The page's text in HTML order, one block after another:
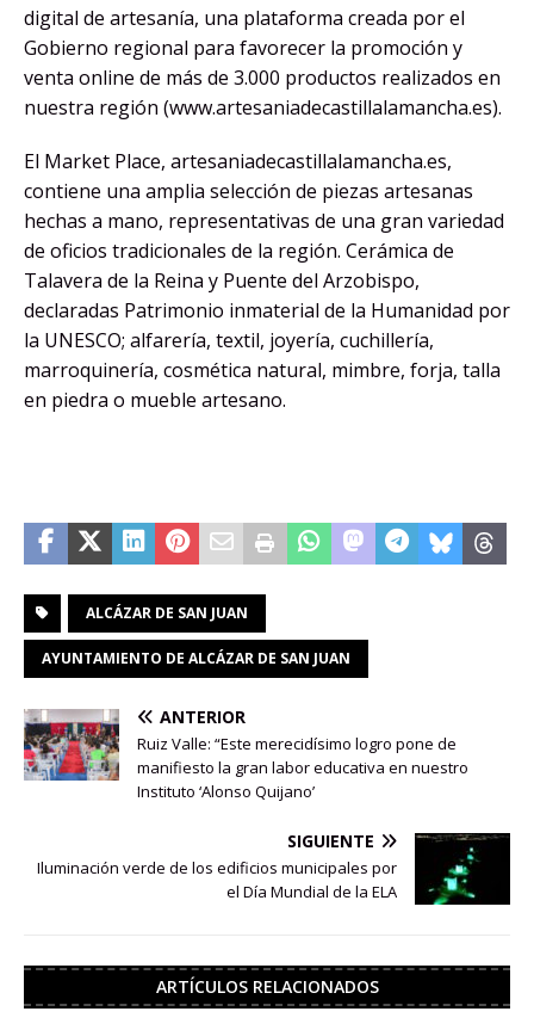
digital de artesanía, una plataforma creada por el
Gobierno regional para favorecer la promoción y
venta online de más de 3.000 productos realizados en
nuestra región (www.artesaniadecastillalamancha.es).
El Market Place, artesaniadecastillalamancha.es,
contiene una amplia selección de piezas artesanas
hechas a mano, representativas de una gran variedad
de oficios tradicionales de la región. Cerámica de
Talavera de la Reina y Puente del Arzobispo,
declaradas Patrimonio inmaterial de la Humanidad por
la UNESCO; alfarería, textil, joyería, cuchillería,
marroquinería, cosmética natural, mimbre, forja, talla
en piedra o mueble artesano.
ALCÁZAR DE SAN JUAN
AYUNTAMIENTO DE ALCÁZAR DE SAN JUAN
ANTERIOR
Ruiz Valle: “Este merecidísimo logro pone de
manifiesto la gran labor educativa en nuestro
Instituto ‘Alonso Quijano’
SIGUIENTE
Iluminación verde de los edificios municipales por
el Día Mundial de la ELA
ARTÍCULOS RELACIONADOS